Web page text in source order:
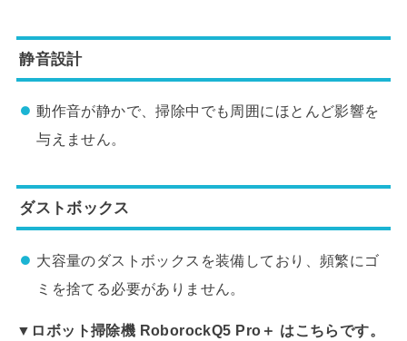
静音設計
動作音が静かで、掃除中でも周囲にほとんど影響を
与えません。
ダストボックス
大容量のダストボックスを装備しており、頻繁にゴ
ミを捨てる必要がありません。
▼ロボット掃除機 RoborockQ5 Pro＋ はこちらです。